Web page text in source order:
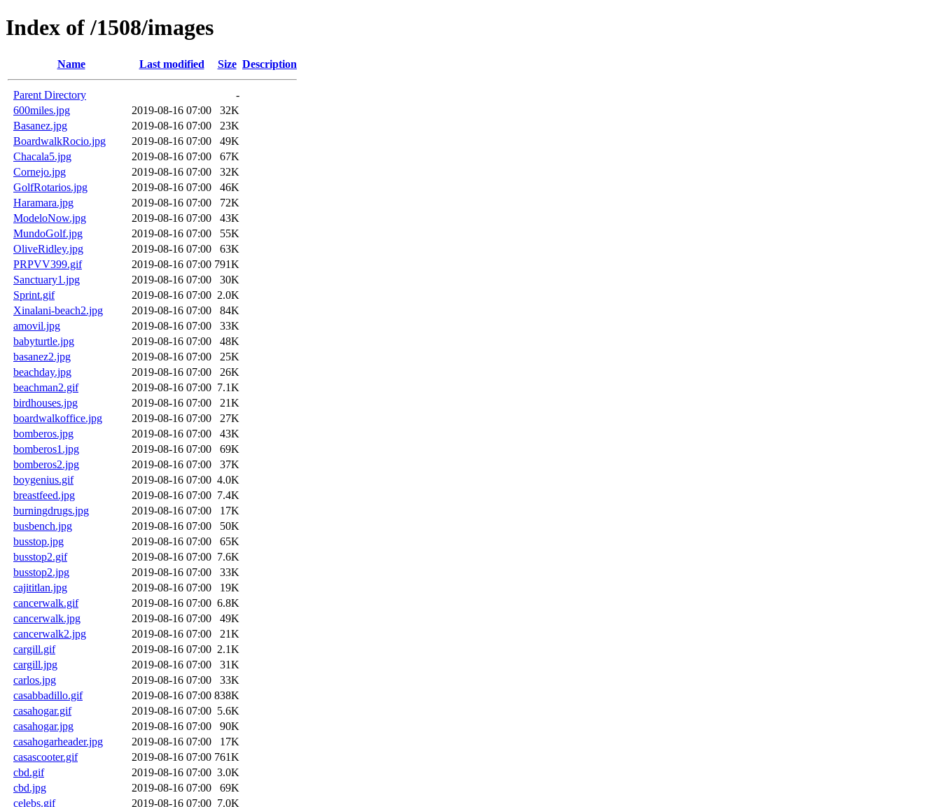
Index of /1508/images
Name Last modified Size Description
Parent Directory
-
600miles.jpg
2019-08-16 07:00
32K
Basanez.jpg
2019-08-16 07:00
23K
BoardwalkRocio.jpg
2019-08-16 07:00
49K
Chacala5.jpg
2019-08-16 07:00
67K
Cornejo.jpg
2019-08-16 07:00
32K
GolfRotarios.jpg
2019-08-16 07:00
46K
Haramara.jpg
2019-08-16 07:00
72K
ModeloNow.jpg
2019-08-16 07:00
43K
MundoGolf.jpg
2019-08-16 07:00
55K
OliveRidley.jpg
2019-08-16 07:00
63K
PRPVV399.gif
2019-08-16 07:00 791K
Sanctuary1.jpg
2019-08-16 07:00
30K
Sprint.gif
2019-08-16 07:00 2.0K
Xinalani-beach2.jpg
2019-08-16 07:00
84K
amovil.jpg
2019-08-16 07:00
33K
babyturtle.jpg
2019-08-16 07:00
48K
basanez2.jpg
2019-08-16 07:00
25K
beachday.jpg
2019-08-16 07:00
26K
beachman2.gif
2019-08-16 07:00 7.1K
birdhouses.jpg
2019-08-16 07:00
21K
boardwalkoffice.jpg
2019-08-16 07:00
27K
bomberos.jpg
2019-08-16 07:00
43K
bomberos1.jpg
2019-08-16 07:00
69K
bomberos2.jpg
2019-08-16 07:00
37K
boygenius.gif
2019-08-16 07:00 4.0K
breastfeed.jpg
2019-08-16 07:00 7.4K
burningdrugs.jpg
2019-08-16 07:00
17K
busbench.jpg
2019-08-16 07:00
50K
busstop.jpg
2019-08-16 07:00
65K
busstop2.gif
2019-08-16 07:00 7.6K
busstop2.jpg
2019-08-16 07:00
33K
cajititlan.jpg
2019-08-16 07:00
19K
cancerwalk.gif
2019-08-16 07:00 6.8K
cancerwalk.jpg
2019-08-16 07:00
49K
cancerwalk2.jpg
2019-08-16 07:00
21K
cargill.gif
2019-08-16 07:00 2.1K
cargill.jpg
2019-08-16 07:00
31K
carlos.jpg
2019-08-16 07:00
33K
casabbadillo.gif
2019-08-16 07:00 838K
casahogar.gif
2019-08-16 07:00 5.6K
casahogar.jpg
2019-08-16 07:00
90K
casahogarheader.jpg
2019-08-16 07:00
17K
casascooter.gif
2019-08-16 07:00 761K
cbd.gif
2019-08-16 07:00 3.0K
cbd.jpg
2019-08-16 07:00
69K
celebs.gif
2019-08-16 07:00 7.0K